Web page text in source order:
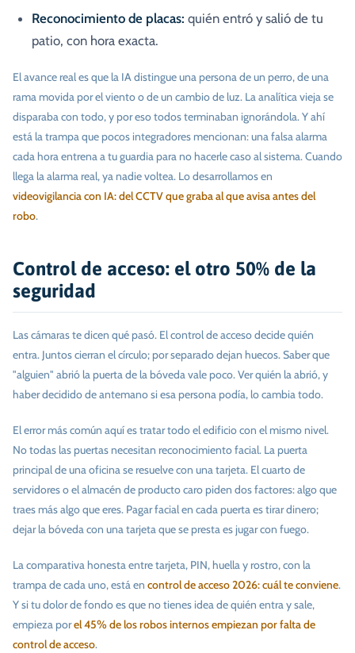
Reconocimiento de placas: quién entró y salió de tu
patio, con hora exacta.
El avance real es que la IA distingue una persona de un perro, de una
rama movida por el viento o de un cambio de luz. La analítica vieja se
disparaba con todo, y por eso todos terminaban ignorándola. Y ahí
está la trampa que pocos integradores mencionan: una falsa alarma
cada hora entrena a tu guardia para no hacerle caso al sistema. Cuando
llega la alarma real, ya nadie voltea. Lo desarrollamos en
videovigilancia con IA: del CCTV que graba al que avisa antes del
robo.
Control de acceso: el otro 50% de la
seguridad
Las cámaras te dicen qué pasó. El control de acceso decide quién
entra. Juntos cierran el círculo; por separado dejan huecos. Saber que
"alguien" abrió la puerta de la bóveda vale poco. Ver quién la abrió, y
haber decidido de antemano si esa persona podía, lo cambia todo.
El error más común aquí es tratar todo el edificio con el mismo nivel.
No todas las puertas necesitan reconocimiento facial. La puerta
principal de una oficina se resuelve con una tarjeta. El cuarto de
servidores o el almacén de producto caro piden dos factores: algo que
traes más algo que eres. Pagar facial en cada puerta es tirar dinero;
dejar la bóveda con una tarjeta que se presta es jugar con fuego.
La comparativa honesta entre tarjeta, PIN, huella y rostro, con la
trampa de cada uno, está en control de acceso 2026: cuál te conviene.
Y si tu dolor de fondo es que no tienes idea de quién entra y sale,
empieza porel 45% de los robos internos empiezan por falta de
control de acceso.